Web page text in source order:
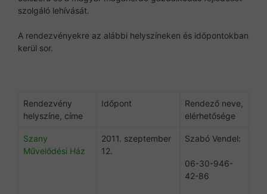
szolgáló lehívását.
A rendezvényekre az alábbi helyszíneken és időpontokban
kerül sor.
Rendezvény
helyszíne, címe
Időpont
Rendező neve,
elérhetősége
Szany
Művelődési Ház
2011. szeptember
12.
Szabó Vendel:
06-30-946-
42-86